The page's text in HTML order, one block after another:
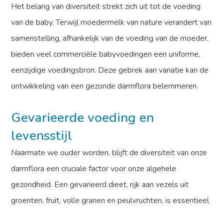
Het belang van diversiteit strekt zich uit tot de voeding
van de baby. Terwijl moedermelk van nature verandert van
samenstelling, afhankelijk van de voeding van de moeder,
bieden veel commerciële babyvoedingen een uniforme,
eenzijdige voedingsbron. Deze gebrek aan variatie kan de
ontwikkeling van een gezonde darmflora belemmeren.
Gevarieerde voeding en
levensstijl
Naarmate we ouder worden, blijft de diversiteit van onze
darmflora een cruciale factor voor onze algehele
gezondheid. Een gevarieerd dieet, rijk aan vezels uit
groenten, fruit, volle granen en peulvruchten, is essentieel